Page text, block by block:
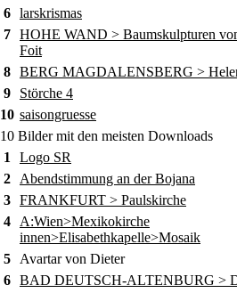
6 larskrismas
7 HOHE WAND > Baumskulpturen
Foit
8 BERG MAGDALENSBERG >
9
Störche 4
10 saisongruesse
10 Bilder mit den meisten Downloads
1
Logo SR
2
Abendstimmung an der Bojana
3 FRANKFURT > Paulskirche
4
A:Wien>Mexikokirche
innen>Elisabethkapelle>Mosaik
5
Avartar von Dieter
6 BAD DEUTSCH-ALTENBURG >